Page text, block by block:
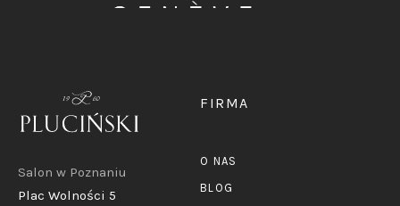
Salon w Poznaniu
Plac Wolności 5
FIRMA
O NAS
BLOG